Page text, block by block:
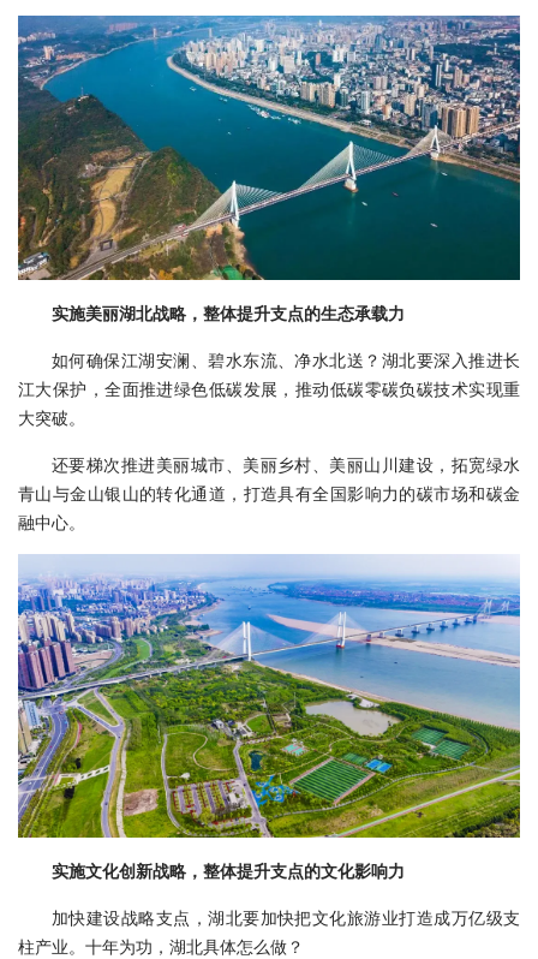
实施美丽湖北战略，整体提升支点的生态承载力
如何确保江湖安澜、碧水东流、净水北送？湖北要深入推进长
江大保护，全面推进绿色低碳发展，推动低碳零碳负碳技术实现重
大突破。
还要梯次推进美丽城市、美丽乡村、美丽山川建设，拓宽绿水
青山与金山银山的转化通道，打造具有全国影响力的碳市场和碳金
融中心。
实施文化创新战略，整体提升支点的文化影响力
加快建设战略支点，湖北要加快把文化旅游业打造成万亿级支
柱产业。十年为功，湖北具体怎么做？